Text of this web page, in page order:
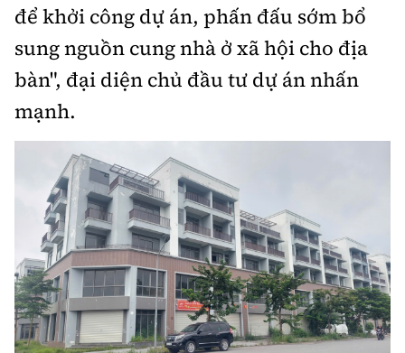
để khởi công dự án, phấn đấu sớm bổ
sung nguồn cung nhà ở xã hội cho địa
bàn", đại diện chủ đầu tư dự án nhấn
mạnh.